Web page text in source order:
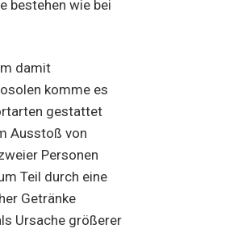
bestehen wie bei
damit
komme es
gestattet
Ausstoß von
Personen
Teil durch eine
Getränke
Ursache größerer